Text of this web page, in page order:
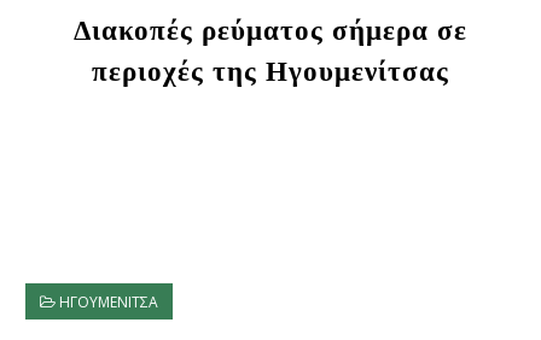
Διακοπές ρεύματος σήμερα σε
περιοχές της Ηγουμενίτσας
ΗΓΟΥΜΕΝΙΤΣΑ